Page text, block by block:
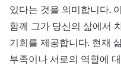
있다는 것을 의미합니다.
함께 그가 당신의 삶에서
기회를 제공합니다. 현재
부족이나 서로의 역할에